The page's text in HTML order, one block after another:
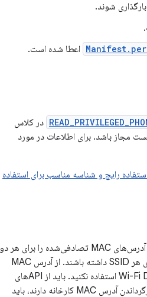
بارگذاری شوند.
اعطا شده است.
در کلاس
مجاز باشد. برای اطلاعات در مورد
رایج و شناسه مناسب برای استفاده
برای محدود کردن بیشتر شناسه‌های دستگاه، همه دستگاه‌های Android 10 به‌طور پیش‌فرض آدرس‌های MAC تصادفی‌شده را برای هر دو
درخواست و درخواست‌های مرتبط ارسال می‌کنند و باید یک آدرس MAC تصادفی متفاوت برای هر SSID داشته باشند. از آدرس MAC
کارخانه دستگاه در حالت سرویس گیرنده، نقطه دسترسی نرم (AP) یا موارد استفاده از Wi-Fi Direct استفاده نکنید. باید از APIهای
قابل دسترسی عمومی که برنامه‌های ممتاز نیستند، پنهان بماند. برنامه‌های ممتازی که نیاز به بازگرداندن آدرس MAC کارخانه دارند، باید